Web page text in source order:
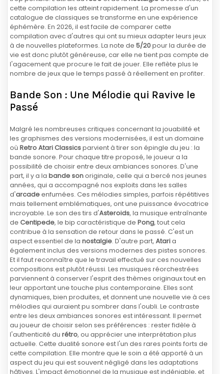
cette compilation les atteint rapidement. La promesse d'un
catalogue de classiques se transforme en une expérience
éphémère. En 2026, il est facile de comparer cette
compilation avec d'autres qui ont su mieux adapter leurs jeux
à de nouvelles plateformes. La note de 5/20pour la durée de
vie est donc plutôt généreuse, car elle ne tient pas compte de
l'agacement que procure le fait de jouer. Elle reflète plus le
nombre de jeux que le temps passé à réellement en profiter.
Bande Son : Une Mélodie qui Ravive le
Passé
Malgré les nombreuses critiques concernant la jouabilité et
les graphismes des versions modernisées, il est un domaine
où Retro Atari Classicsparvient à tirer son épingle du jeu : la
bande sonore. Pour chaque titre proposé, le joueur a la
possibilité de choisir entre deux ambiances sonores. D'une
part, il y a la bande sonoriginale, celle qui a bercé nos jeunes
années, qui a accompagné nos exploits dans les salles
d'arcadeenfumées. Ces mélodies simples, parfois répétitives
mais tellement emblématiques, ont une puissance évocatrice
incroyable. Le son des tirs d'Asteroids, la musique entraînante
de Centipede, le bip caractéristique de Pong, tout cela
contribue à la sensation de retour dans le passé. C'est un
aspect essentiel de la nostalgie. D'autre part, Ataria
également inclus des versions modernes des pistes sonores.
Et il faut reconnaître que le travail effectué sur ces nouvelles
compositions est plutôt réussi. Les musiques réorchestrées
parviennent à conserver l'esprit des thèmes originaux tout en
leur apportant une touche plus contemporaine. Elles sont
dynamiques, bien produites, et donnent une nouvelle vie à ces
mélodies qui auraient pu sombrer dans l'oubli. Le contraste
entre les deux ambiances sonores est intéressant. Il permet
au joueur de choisir selon ses préférences : rester fidèle à
l'authenticité du rétro, ou apprécier une interprétation plus
actuelle. Cette dualité sonore est l'un des rares points forts de
cette compilation. Elle montre que le soin a été apporté à un
aspect du jeu qui est souvent négligé dans les adaptations
hâtives. L'impact émotionnel de la musique est indéniable, et